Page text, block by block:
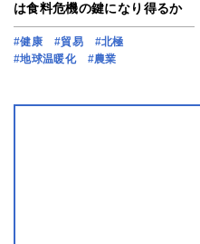
は食料危機の鍵になり得るか
#健康 #貿易
#北極
#地球温暖化
#農業